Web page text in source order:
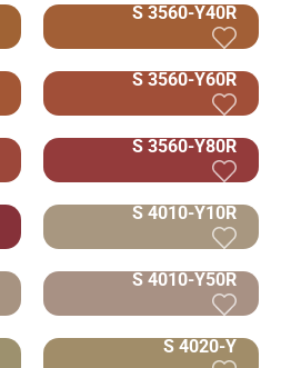
S 3560-Y40R
S 3560-Y60R
S 3560-Y80R
S 4010-Y10R
S 4010-Y50R
S 4020-Y